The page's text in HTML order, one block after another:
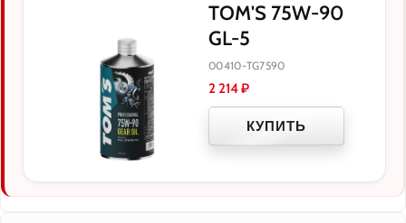
TOM'S 75W-90
GL-5
00410-TG7590
2 214₽
КУПИТЬ